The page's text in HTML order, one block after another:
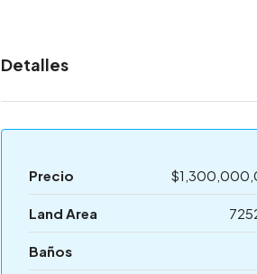
Detalles
Precio
Land Area
Baños